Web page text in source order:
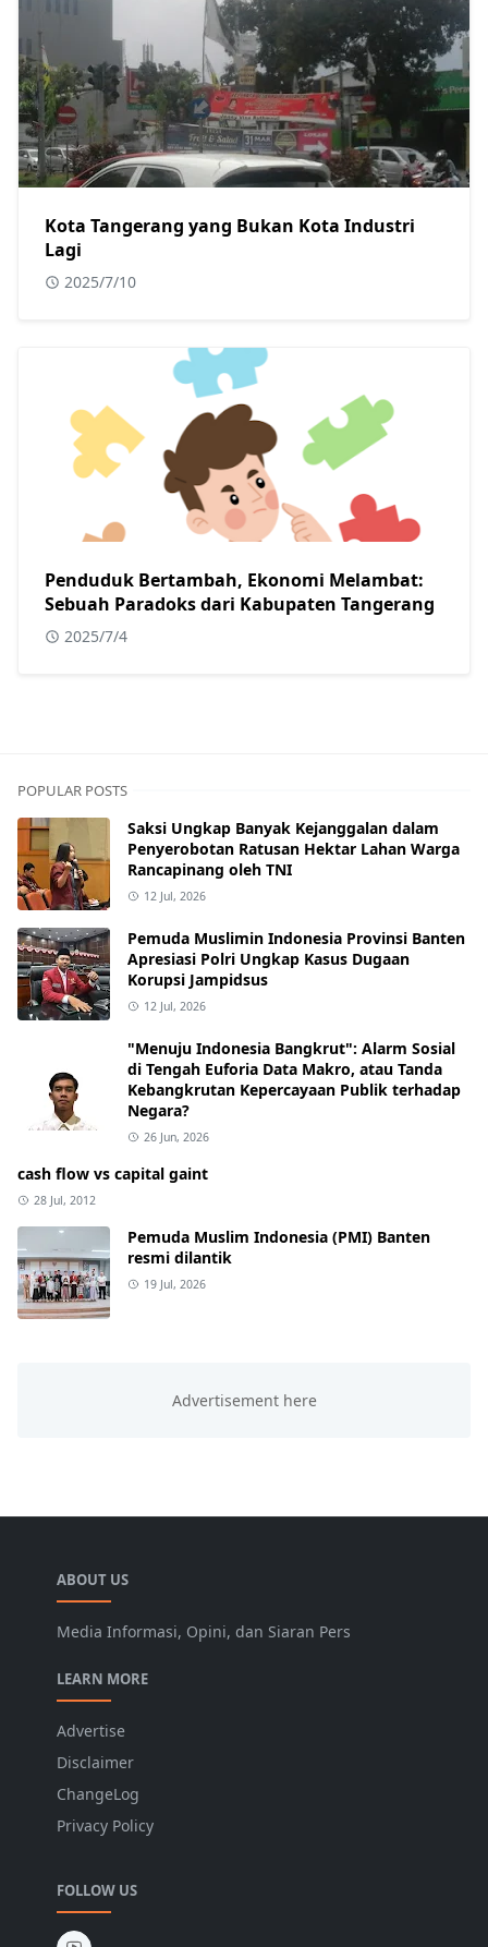
Kota Tangerang yang Bukan Kota Industri
Lagi
2025/7/10
Penduduk Bertambah, Ekonomi Melambat:
Sebuah Paradoks dari Kabupaten Tangerang
2025/7/4
POPULAR POSTS
Saksi Ungkap Banyak Kejanggalan dalam
Penyerobotan Ratusan Hektar Lahan Warga
Rancapinang oleh TNI
12 Jul, 2026
Pemuda Muslimin Indonesia Provinsi Banten
Apresiasi Polri Ungkap Kasus Dugaan
Korupsi Jampidsus
12 Jul, 2026
"Menuju Indonesia Bangkrut": Alarm Sosial
di Tengah Euforia Data Makro, atau Tanda
Kebangkrutan Kepercayaan Publik terhadap
Negara?
26 Jun, 2026
cash flow vs capital gaint
28 Jul, 2012
Pemuda Muslim Indonesia (PMI) Banten
resmi dilantik
19 Jul, 2026
ABOUT US
Media Informasi, Opini, dan Siaran Pers
LEARN MORE
Advertise
Disclaimer
ChangeLog
Privacy Policy
FOLLOW US